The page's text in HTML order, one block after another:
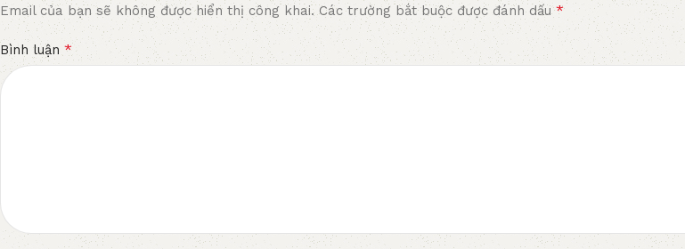
Email của bạn sẽ không được hiển thị công khai. Các trường bắt buộc được đánh dấu*
Bình luận *